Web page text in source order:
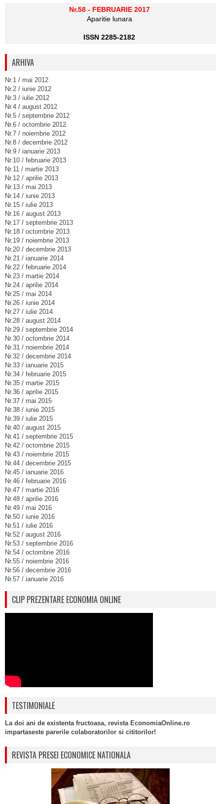
Nr.58 - FEBRUARIE 2017
Aparitie lunara
ISSN 2285-2182
ARHIVA
Nr.1 / mai 2012
Nr.2 / iunie 2012
Nr.3 / iulie 2012
Nr.4 / august 2012
Nr.5 / septembrie 2012
Nr.6 / octombrie 2012
Nr.7 / noiembrie 2012
Nr.8 / decembrie 2012
Nr.9 / ianuarie 2013
Nr.10 / februarie 2013
Nr.11 / martie 2013
Nr.12 / aprilie 2013
Nr.13 / mai 2013
Nr.14 / iunie 2013
Nr.15 / iulie 2013
Nr.16 / august 2013
Nr.17 / septembrie 2013
Nr.18 / octombrie 2013
Nr.19 / noiembrie 2013
Nr.20 / decembrie 2013
Nr.21 / ianuarie 2014
Nr.22 / februarie 2014
Nr.23 / martie 2014
Nr.24 / aprilie 2014
Nr.25 / mai 2014
Nr.26 / iunie 2014
Nr.27 / iulie 2014
Nr.28 / august 2014
Nr.29 / septembrie 2014
Nr.30 / octombrie 2014
Nr.31 / noiembrie 2014
Nr.32 / decembrie 2014
Nr.33 / ianuarie 2015
Nr.34 / februarie 2015
Nr.35 / martie 2015
Nr.36 / aprilie 2015
Nr.37 / mai 2015
Nr.38 / iunie 2015
Nr.39 / iulie 2015
Nr.40 / august 2015
Nr.41 / septembrie 2015
Nr.42 / octombrie 2015
Nr.43 / noiembrie 2015
Nr.44 / decembrie 2015
Nr.45 / ianuarie 2016
Nr.46 / februarie 2016
Nr.47 / martie 2016
Nr.48 / aprilie 2016
Nr.49 / mai 2016
Nr.50 / iunie 2016
Nr.51 / iulie 2016
Nr.52 / august 2016
Nr.53 / septembrie 2016
Nr.54 / octombrie 2016
Nr.55 / noiembrie 2016
Nr.56 / decembrie 2016
Nr.57 / ianuarie 2016
CLIP PREZENTARE ECONOMIA ONLINE
TESTIMONIALE
La doi ani de existenta fructoasa, revista EconomiaOnline.ro
impartaseste parerile colaboratorilor si cititorilor!
REVISTA PRESEI ECONOMICE NATIONALA